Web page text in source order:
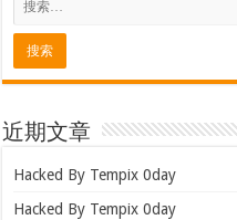
近期文章
Hacked By Tempix 0day
Hacked By Tempix 0day